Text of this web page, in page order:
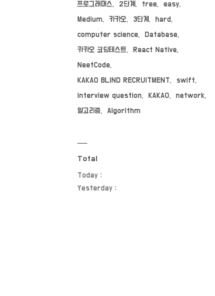
프로그래머스
2단계 tree
easy
Medium
카카오 3단계
hard
computer science
Database
카카오 코딩테스트
React Native
NeetCode
KAKAO BLIND RECRUITMENT
swift
interview question
KAKAO
network
알고리즘
Algorithm
Total
Today :
Yesterday :